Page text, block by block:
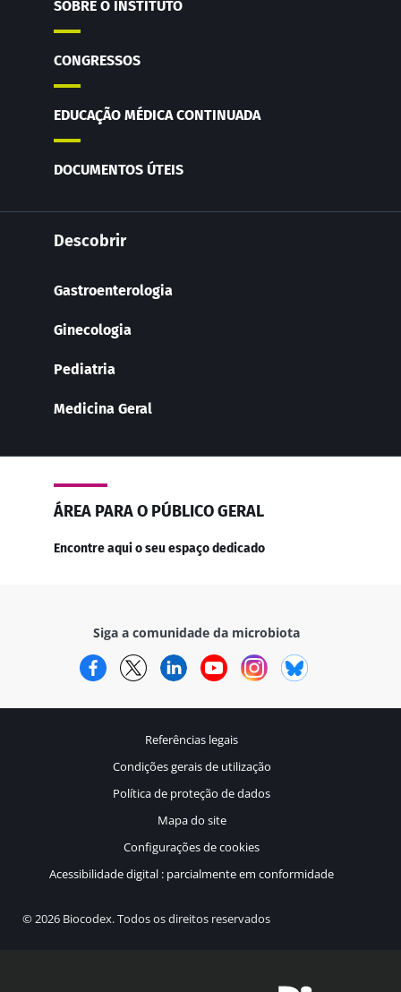
SOBRE O INSTITUTO
CONGRESSOS
EDUCAÇÃO MÉDICA CONTINUADA
DOCUMENTOS ÚTEIS
Descobrir
Gastroenterologia
Ginecologia
Pediatria
Medicina Geral
ÁREA PARA O PÚBLICO GERAL
Encontre aqui o seu espaço dedicado
Siga a comunidade da microbiota
FacebookTwitterLinkedInYouTubeInstagram
© 2026 Biocodex. Todos os direitos reservados
Referências legais
Condições gerais de utilização
Política de proteção de dados
Mapa do site
Configurações de cookies
Acessibilidade digital : parcialmente em conformidade